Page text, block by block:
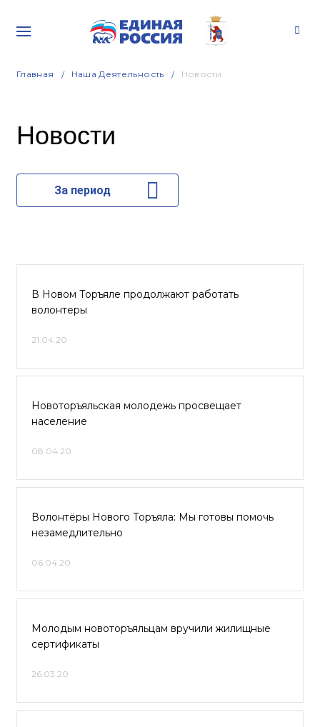
Главная Наша Деятельность Новости
Новости
За период
В Новом Торъяле продолжают работать
волонтеры
21.04.20
Новоторъяльская молодежь просвещает
население
08.04.20
Волонтёры Нового Торъяла: Мы готовы помочь
незамедлительно
06.04.20
Молодым новоторъяльцам вручили жилищные
сертификаты
26.03.20